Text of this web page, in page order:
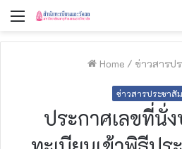
Menu
Home / ข่าวสารป
ข่าวสารประชาสั
ประกาศเลขที่นั่